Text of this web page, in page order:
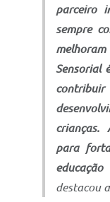
parceiro
sempre
Sensorial
crianças.
para
destacou